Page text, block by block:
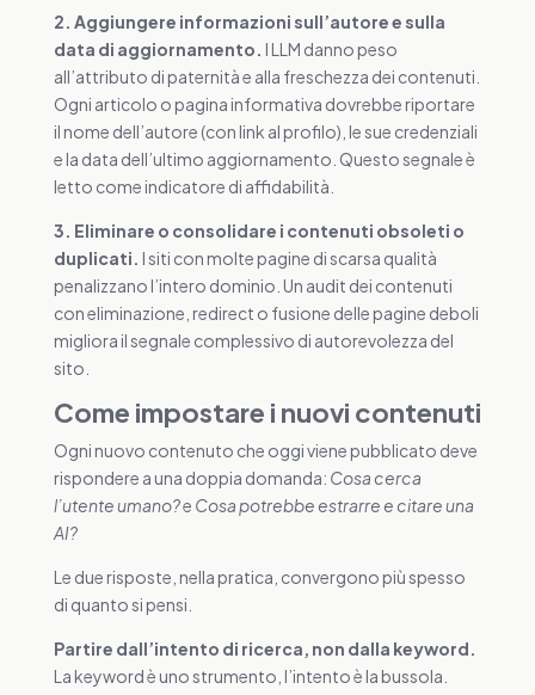
2. Aggiungere informazioni sull’autore e sulla
data di aggiornamento. I LLM danno peso
all’attributo di paternità e alla freschezza dei contenuti.
Ogni articolo o pagina informativa dovrebbe riportare
il nome dell’autore (con link al profilo), le sue credenziali
e la data dell’ultimo aggiornamento. Questo segnale è
letto come indicatore di affidabilità.
3. Eliminare o consolidare i contenuti obsoleti o
duplicati. I siti con molte pagine di scarsa qualità
penalizzano l’intero dominio. Un audit dei contenuti
con eliminazione, redirect o fusione delle pagine deboli
migliora il segnale complessivo di autorevolezza del
sito.
Come impostare i nuovi contenuti
Ogni nuovo contenuto che oggi viene pubblicato deve
rispondere a una doppia domanda: Cosa cerca
l’utente umano?e Cosa potrebbe estrarre e citare una
AI?
Le due risposte, nella pratica, convergono più spesso
di quanto si pensi.
Partire dall’intento di ricerca, non dalla keyword.
La keyword è uno strumento, l’intento è la bussola.